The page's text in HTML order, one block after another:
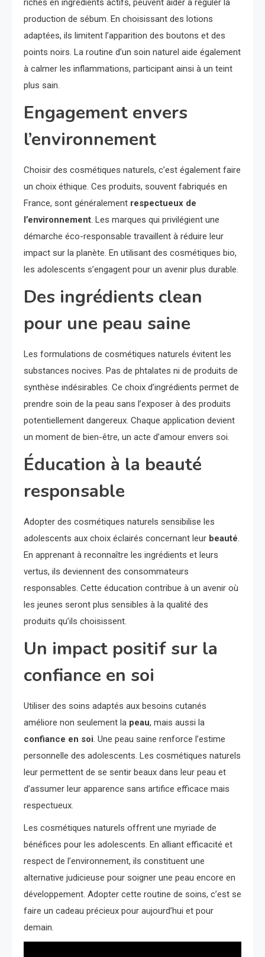
riches en ingrédients actifs, peuvent aider à réguler la
production de sébum. En choisissant des lotions
adaptées, ils limitent l’apparition des boutons et des
points noirs. La routine d’un soin naturel aide également
à calmer les inflammations, participant ainsi à un teint
plus sain.
Engagement envers
l’environnement
Choisir des cosmétiques naturels, c’est également faire
un choix éthique. Ces produits, souvent fabriqués en
France, sont généralement respectueux de
l’environnement. Les marques qui privilégient une
démarche éco-responsable travaillent à réduire leur
impact sur la planète. En utilisant des cosmétiques bio,
les adolescents s’engagent pour un avenir plus durable.
Des ingrédients clean
pour une peau saine
Les formulations de cosmétiques naturels évitent les
substances nocives. Pas de phtalates ni de produits de
synthèse indésirables. Ce choix d’ingrédients permet de
prendre soin de la peau sans l’exposer à des produits
potentiellement dangereux. Chaque application devient
un moment de bien-être, un acte d’amour envers soi.
Éducation à la beauté
responsable
Adopter des cosmétiques naturels sensibilise les
adolescents aux choix éclairés concernant leur beauté.
En apprenant à reconnaître les ingrédients et leurs
vertus, ils deviennent des consommateurs
responsables. Cette éducation contribue à un avenir où
les jeunes seront plus sensibles à la qualité des
produits qu’ils choisissent.
Un impact positif sur la
confiance en soi
Utiliser des soins adaptés aux besoins cutanés
améliore non seulement la peau, mais aussi la
confiance en soi. Une peau saine renforce l’estime
personnelle des adolescents. Les cosmétiques naturels
leur permettent de se sentir beaux dans leur peau et
d’assumer leur apparence sans artifice efficace mais
respectueux.
Les cosmétiques naturels offrent une myriade de
bénéfices pour les adolescents. En alliant efficacité et
respect de l’environnement, ils constituent une
alternative judicieuse pour soigner une peau encore en
développement. Adopter cette routine de soins, c’est se
faire un cadeau précieux pour aujourd’hui et pour
demain.